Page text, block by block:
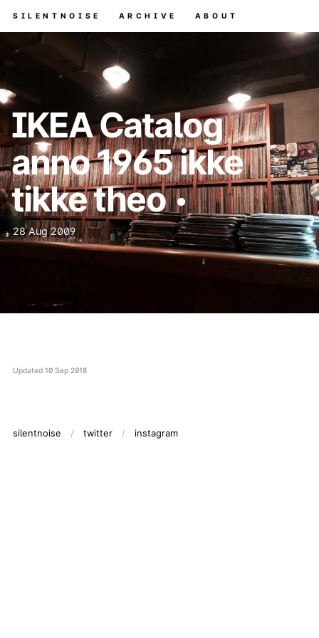
SILENTNOISE ARCHIVE ABOUT
IKEA Catalog
anno 1965 ikke
tikke theo
28 Aug 2009
Updated 10 Sep 2018
silentnoise twitter instagram